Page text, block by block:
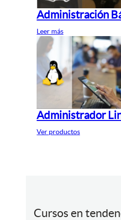
Administración
Leer más
Administrador
Ver productos
Cursos en